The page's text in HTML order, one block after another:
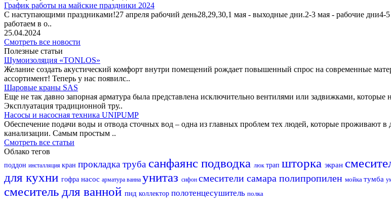
График работы на майские праздники 2024
С наступающими праздниками!27 апреля рабочий день28,29,30,1 мая - выходные дни.2-3 мая - рабочие
работаем в о..
25.04.2024
Смотреть все новости
Полезные статьи
Шумоизоляция «TONLOS»
Желание создать акустический комфорт внутри помещений рождает повышенный спрос на современные
ассортимент! Теперь у нас появилс..
Шаровые краны SAS
Еще не так давно запорная арматура была представлена исключительно вентилями или задвижками,
Эксплуатация традиционной тру..
Насосы и насосная техника UNIPUMP
Обеспечение подачи воды и отвода сточных вод – одна из главных проблем тех людей, которые
канализации. Самым простым ..
Смотреть все статьи
Облако тегов
поддон инсталляция кран прокладка труба санфаянс подводка люк трап шторка экран
для кухни гофра насос арматура ванна унитаз сифон смесители самара полипропилен мойка тумба
смеситель для ванной пнд коллектор полотенцесушитель полка